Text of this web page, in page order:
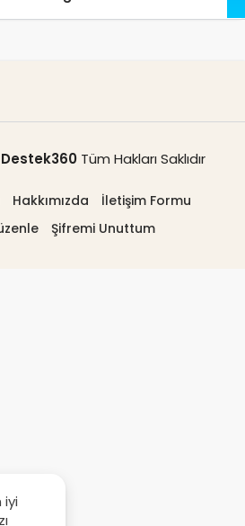
Destek360 Tüm Hakları Saklıdır
Hakkımızda
İletişim Formu
Şifremi Unuttum
iyi